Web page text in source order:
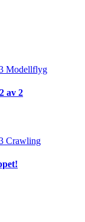
Modellflyg
av 2
Crawling